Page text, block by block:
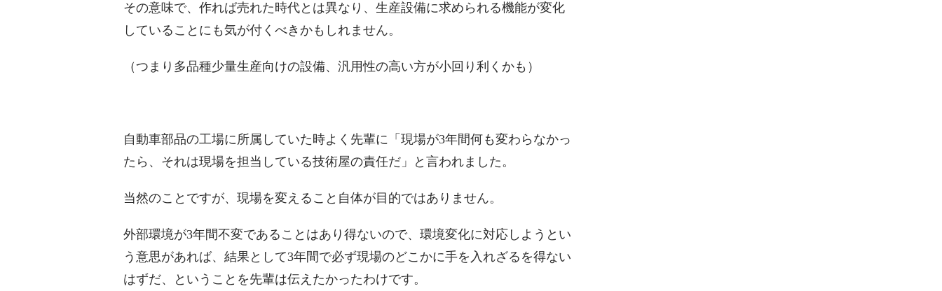
その意味で、作れば売れた時代とは異なり、生産設備に求められる機能が変化
していることにも気が付くべきかもしれません。
（つまり多品種少量生産向けの設備、汎用性の高い方が小回り利くかも）
自動車部品の工場に所属していた時よく先輩に「現場が3年間何も変わらなかっ
たら、それは現場を担当している技術屋の責任だ」と言われました。
当然のことですが、現場を変えること自体が目的ではありません。
外部環境が3年間不変であることはあり得ないので、環境変化に対応しようとい
う意思があれば、結果として3年間で必ず現場のどこかに手を入れざるを得ない
はずだ、ということを先輩は伝えたかったわけです。